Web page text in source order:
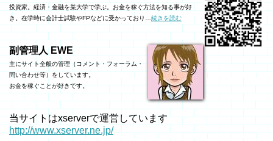
投資家。経済・金融を某大学で学ぶ。お金を稼ぐ方法を知る事が好
き。在学時に会計士試験やFPなどに受かっており…続きを読む
副管理人 EWE
主にサイト全般の管理（コメント・フォーラム・
問い合わせ等）をしています。
お金を稼ぐことが好きです。
当サイトはxserverで運営しています
http://www.xserver.ne.jp/